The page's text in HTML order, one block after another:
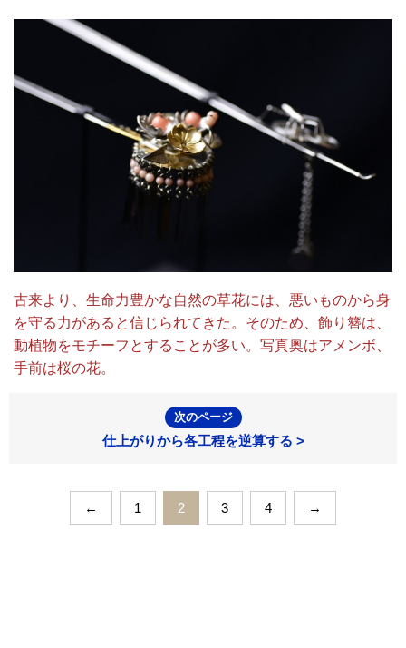
古来より、生命力豊かな自然の草花には、悪いものから身
を守る力があると信じられてきた。そのため、飾り簪は、
動植物をモチーフとすることが多い。写真奥はアメンボ、
手前は桜の花。
次のページ
仕上がりから各工程を逆算する >
← 1 2 3 4 →